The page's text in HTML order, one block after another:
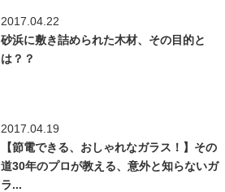
2017.04.22
砂浜に敷き詰められた木材、その目的と
は？？
2017.04.19
【節電できる、おしゃれなガラス！】その
道30年のプロが教える、意外と知らないガ
ラ...